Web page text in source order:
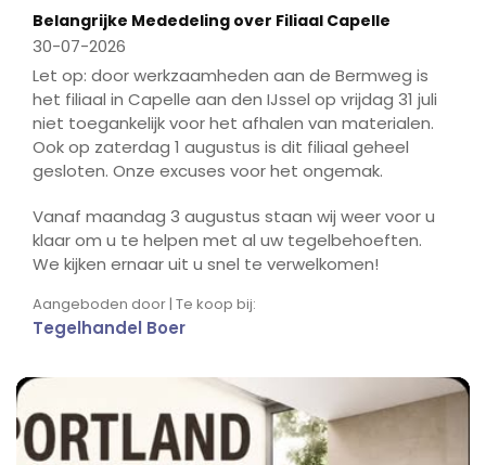
Belangrijke Mededeling over Filiaal Capelle
30-07-2026
Let op: door werkzaamheden aan de Bermweg is
het filiaal in Capelle aan den IJssel op vrijdag 31 juli
niet toegankelijk voor het afhalen van materialen.
Ook op zaterdag 1 augustus is dit filiaal geheel
gesloten. Onze excuses voor het ongemak.
Vanaf maandag 3 augustus staan wij weer voor u
klaar om u te helpen met al uw tegelbehoeften.
We kijken ernaar uit u snel te verwelkomen!
Aangeboden door | Te koop bij:
Tegelhandel Boer